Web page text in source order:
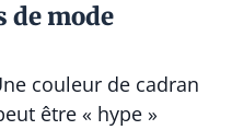
de mode
couleur de cadran
être « hype »